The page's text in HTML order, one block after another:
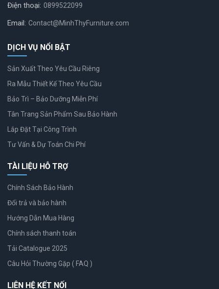
Điện thoại: 0899522099
Email: Contact@MinhThyFurniture.com
DỊCH VỤ NỔI BẬT
Sản Xuất Theo Yêu Cầu Riêng
Ra Mẫu Thiết Kế Theo Yêu Cầu
Bảo Trì – Bảo Dưỡng Miễn Phí
Tân Trang Sản Phẩm Sau Bảo Hành
Lắp Đặt Tại Công Trình
Tư Vấn & Dự Toán Chi Phí
TÀI LIỆU HỖ TRỢ
Chính Sách Bảo Hành
Đổi trả và bảo hành
Hướng Dẫn Mua Hàng
Chính sách thanh toán
Tải Catalogue 2025
Câu Hỏi Thường Gặp ( FAQ )
LIÊN HỆ KẾT NỐI